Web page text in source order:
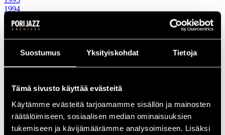
Suostumus Yksityiskohdat Tietoja
Tämä sivusto käyttää evästeitä
Käytämme evästeitä tarjoamamme sisällön ja mainosten
räätälöimiseen, sosiaalisen median ominaisuuksien
tukemiseen ja kävijämäärämme analysoimiseen. Lisäksi
1994
1993
1992
1980-luku
1986
1984
1983
1982